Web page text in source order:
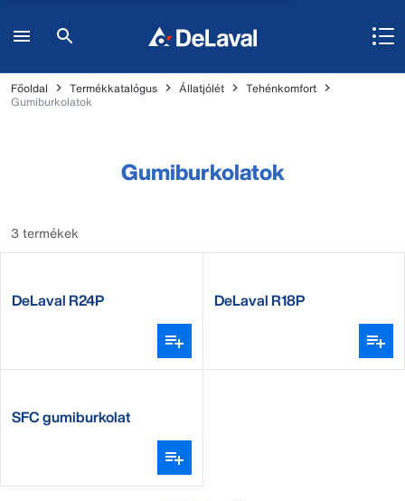
Főoldal Termékkatalógus Állatjólét
Tehénkomfort
Gumiburkolatok
Gumiburkolatok
3 termékek
DeLaval R24P DeLaval R18P
SFC gumiburkolat